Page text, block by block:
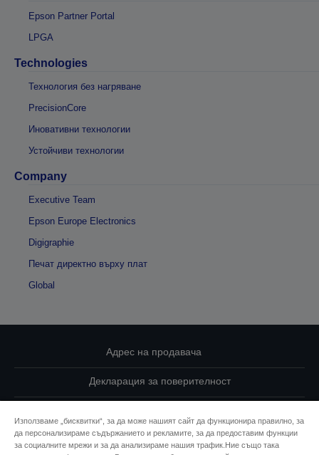
Epson Partner Portal
LPGA
Technologies
Технология без нагряване
PrecisionCore
Иновативни технологии
Устойчиви технологии
Company
Executive Team
Epson Europe Electronics
Digigraphie
Печат директно върху плат
Global
Адрес на продавача
Декларация за поверителност
Свържете се с нас за Вашите данни
Използваме „бисквитки“, за да може нашият сайт да функционира правилно, за
да персонализираме съдържанието и рекламите, за да предоставим функции
за социалните мрежи и за да анализираме нашия трафик.Ние също така